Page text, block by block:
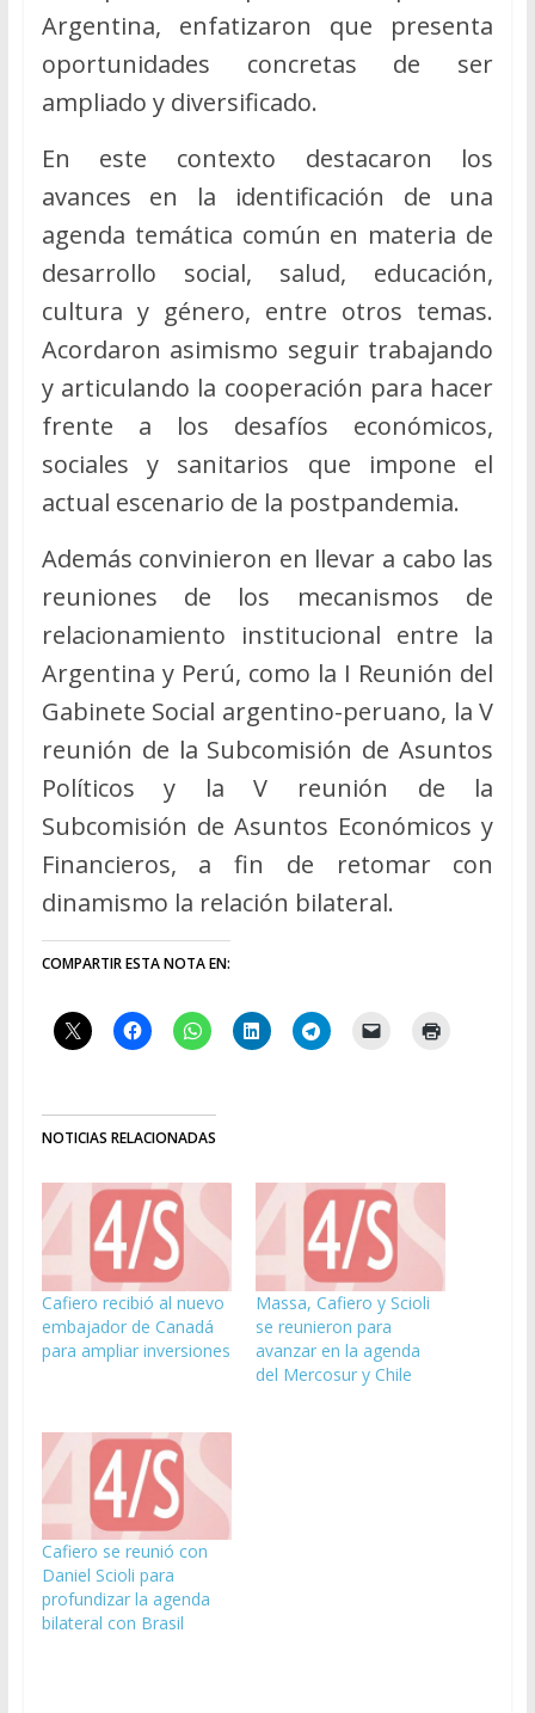
Argentina, enfatizaron que presenta
oportunidades concretas de ser
ampliado y diversificado.
En este contexto destacaron los
avances en la identificación de una
agenda temática común en materia de
desarrollo social, salud, educación,
cultura y género, entre otros temas.
Acordaron asimismo seguir trabajando
y articulando la cooperación para hacer
frente a los desafíos económicos,
sociales y sanitarios que impone el
actual escenario de la postpandemia.
Además convinieron en llevar a cabo las
reuniones de los mecanismos de
relacionamiento institucional entre la
Argentina y Perú, como la I Reunión del
Gabinete Social argentino-peruano, la V
reunión de la Subcomisión de Asuntos
Políticos y la V reunión de la
Subcomisión de Asuntos Económicos y
Financieros, a fin de retomar con
dinamismo la relación bilateral.
COMPARTIR ESTA NOTA EN:
NOTICIAS RELACIONADAS
Cafiero recibió al nuevo
embajador de Canadá
para ampliar inversiones
Massa, Cafiero y Scioli
se reunieron para
avanzar en la agenda
del Mercosur y Chile
Cafiero se reunió con
Daniel Scioli para
profundizar la agenda
bilateral con Brasil